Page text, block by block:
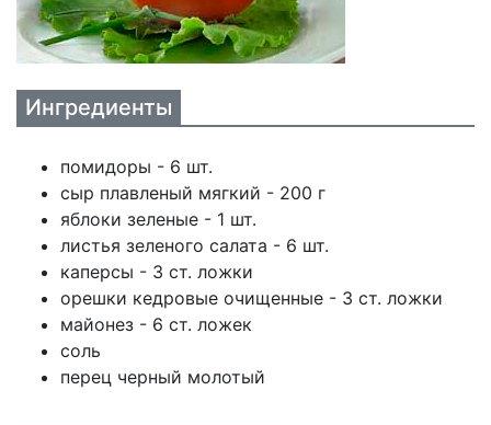
Ингредиенты
помидоры - 6 шт.
сыр плавленый мягкий - 200 г
яблоки зеленые - 1 шт.
листья зеленого салата - 6 шт.
каперсы - 3 ст. ложки
орешки кедровые очищенные - 3 ст. ложки
майонез - 6 ст. ложек
соль
перец черный молотый